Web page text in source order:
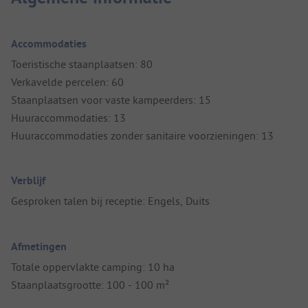
Accommodaties
Toeristische staanplaatsen: 80
Verkavelde percelen: 60
Staanplaatsen voor vaste kampeerders: 15
Huuraccommodaties: 13
Huuraccommodaties zonder sanitaire voorzieningen: 13
Verblijf
Gesproken talen bij receptie: Engels, Duits
Afmetingen
Totale oppervlakte camping: 10 ha
Staanplaatsgrootte: 100 - 100 m²